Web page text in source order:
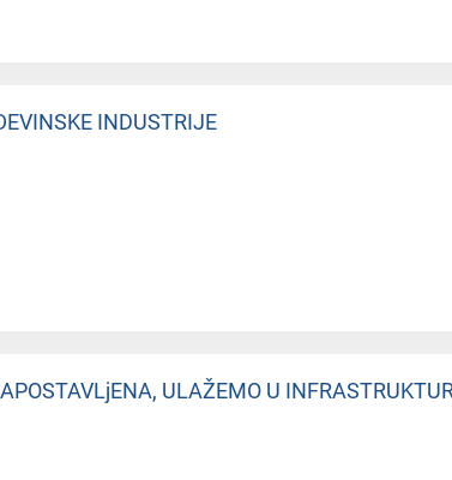
INDUSTRIJE
ULAŽEMO U